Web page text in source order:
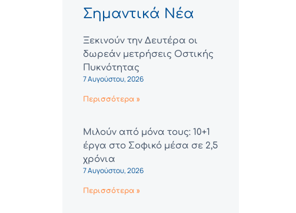
Σημαντικά Νέα
Ξεκινούν την Δευτέρα οι
δωρεάν μετρήσεις Οστικής
Πυκνότητας
7 Αυγούστου, 2026
Περισσότερα »
Μιλούν από μόνα τους: 10+1
έργα στο Σοφικό μέσα σε 2,5
χρόνια
7 Αυγούστου, 2026
Περισσότερα »